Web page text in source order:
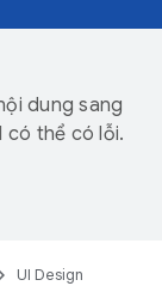
dung sang
có thể có lỗi.
UI Design